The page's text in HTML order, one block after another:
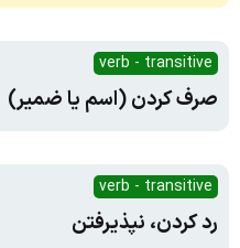
verb - transitive
صرف کردن (اسم یا ضمیر)
verb - transitive
رد کردن، نپذیرفتن